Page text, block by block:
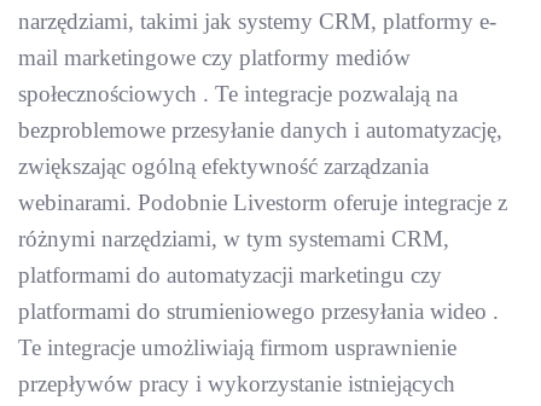
narzędziami, takimi jak systemy CRM, platformy e-
mail marketingowe czy platformy mediów
społecznościowych . Te integracje pozwalają na
bezproblemowe przesyłanie danych i automatyzację,
zwiększając ogólną efektywność zarządzania
webinarami. Podobnie Livestorm oferuje integracje z
różnymi narzędziami, w tym systemami CRM,
platformami do automatyzacji marketingu czy
platformami do strumieniowego przesyłania wideo .
Te integracje umożliwiają firmom usprawnienie
przepływów pracy i wykorzystanie istniejących